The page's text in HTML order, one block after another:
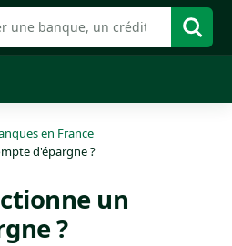
en France
d'épargne ?
un
?